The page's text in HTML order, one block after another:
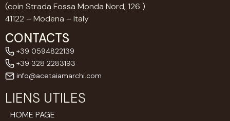
(coin Strada Fossa Monda Nord, 126 )
41122 – Modena – Italy
CONTACTS
+39 0594822139
+39 328 2283193
info@acetaiamarchi.com
LIENS UTILES
HOME PAGE